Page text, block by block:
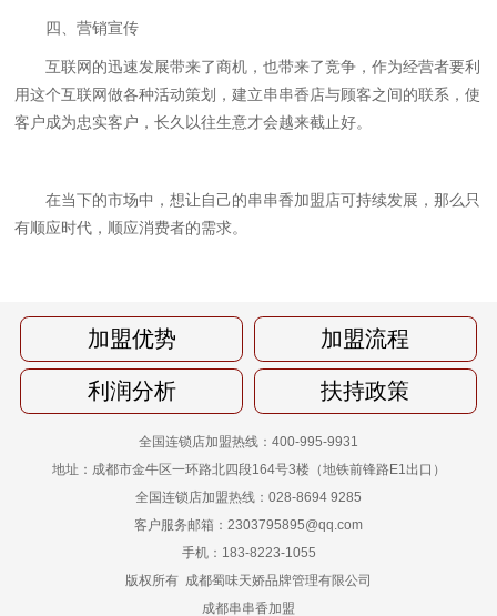
四、营销宣传
互联网的迅速发展带来了商机，也带来了竞争，作为经营者要利
用这个互联网做各种活动策划，建立串串香店与顾客之间的联系，使
客户成为忠实客户，长久以往生意才会越来截止好。
在当下的市场中，想让自己的串串香加盟店可持续发展，那么只
有顺应时代，顺应消费者的需求。
加盟优势 加盟流程
利润分析 扶持政策
全国连锁店加盟热线：400-995-9931
地址：成都市金牛区一环路北四段164号3楼（地铁前锋路E1出口）
全国连锁店加盟热线：028-8694 9285
客户服务邮箱：2303795895@qq.com
手机：183-8223-1055
版权所有 成都蜀味天娇品牌管理有限公司
成都串串香加盟